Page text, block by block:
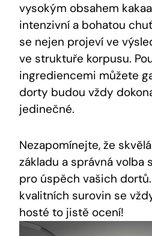
vysokým obsahem
intenzivní a bohatou
se nejen⁤ projeví ve
ve struktuře korpusu.
ingrediencemi můžete
dorty budou⁣ vždy
jedinečné.
Nezapomínejte, že
základu a správná volba
pro úspěch vašich
kvalitních surovin ⁤se
hosté to jistě ocení!